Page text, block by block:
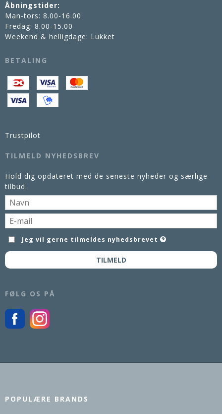
Åbningstider:
Man-tors: 8.00-16.00
Fredag: 8.00-15.00
Weekend & helligdage: Lukket
BETALING
Trustpilot
TILMELD NYHEDSBREV
Hold dig opdateret med de seneste nyheder og særlige
tilbud.
Jeg vil gerne tilmeldes nyhedsbrevet
TILMELD
FØLG OS PÅ
POPULÆRE BRANDS